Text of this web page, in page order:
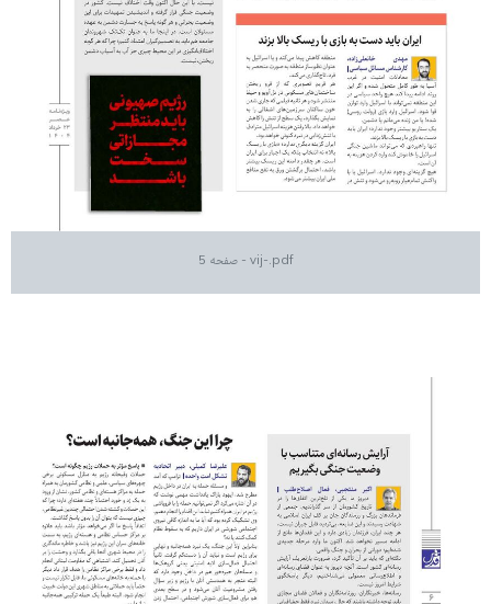
vij-.pdf - صفحه 5